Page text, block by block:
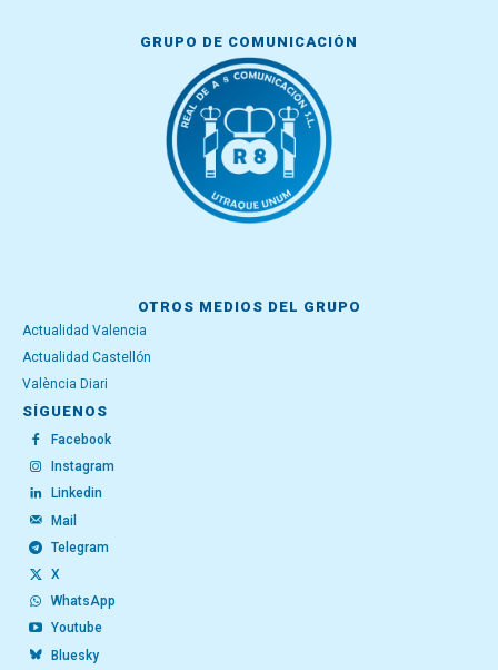
GRUPO DE COMUNICACIÓN
OTROS MEDIOS DEL GRUPO
Actualidad Valencia
Actualidad Castellón
València Diari
SÍGUENOS
Facebook
Instagram
Linkedin
Mail
Telegram
X
WhatsApp
Youtube
Bluesky